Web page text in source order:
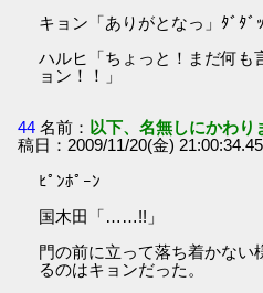
キョン「ありがとなっ」ﾀﾞﾀﾞｯ
ハルヒ「ちょっと！まだ何も
ョン！！」
44 名前： 以下、名無しにかわ
稿日：2009/11/20(金)
ﾋﾟﾝﾎﾟｰﾝ
国木田「……!!」
門の前に立って落ち着かない
るのはキョンだった。